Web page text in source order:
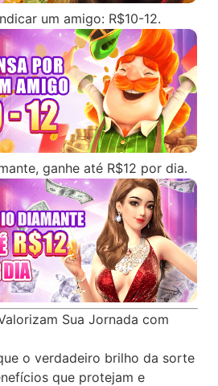
um amigo: R$10-12.
ganhe até R$12 por dia.
Sua Jornada com
o verdadeiro brilho da sorte
que protejam e